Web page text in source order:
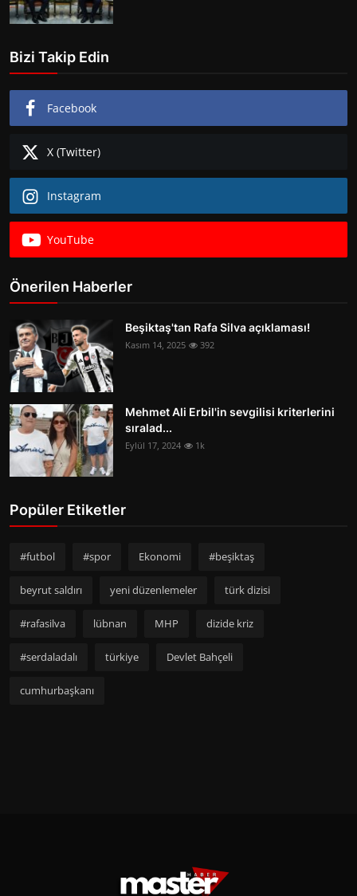
Bizi Takip Edin
Facebook
X (Twitter)
Instagram
YouTube
Önerilen Haberler
Beşiktaş'tan Rafa Silva açıklaması!
Kasım 14, 2025 392
Mehmet Ali Erbil'in sevgilisi kriterlerini
sıralad...
Eylül 17, 2024 1k
Popüler Etiketler
#futbol #spor Ekonomi #beşiktaş
beyrut saldırı yeni düzenlemeler türk dizisi
#rafasilva lübnan MHP dizide kriz
#serdaladalı türkiye Devlet Bahçeli
cumhurbaşkanı